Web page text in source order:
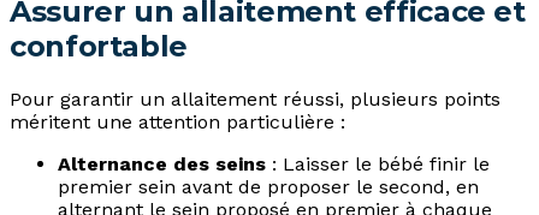
Assurer un allaitement efficace et
confortable
Pour garantir un allaitement réussi, plusieurs points
méritent une attention particulière :
Alternance des seins : Laisser le bébé finir le
premier sein avant de proposer le second, en
alternant le sein proposé en premier à chaque